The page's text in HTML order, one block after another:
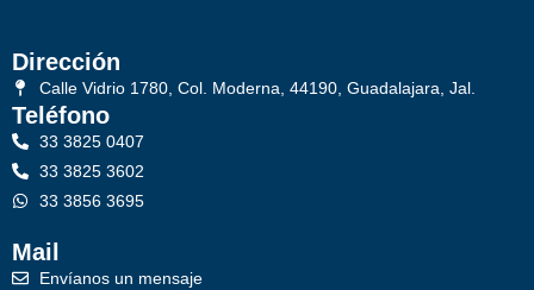
Dirección
Calle Vidrio 1780, Col. Moderna, 44190, Guadalajara, Jal.
Teléfono
33 3825 0407
33 3825 3602
33 3856 3695
Mail
Envíanos un mensaje